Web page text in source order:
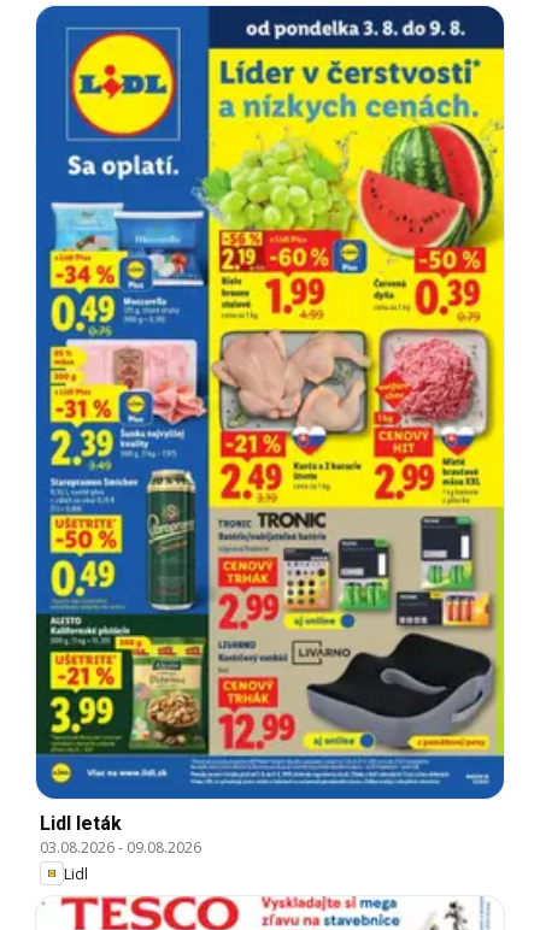
Lidl leták
03.08.2026- 09.08.2026
Lidl